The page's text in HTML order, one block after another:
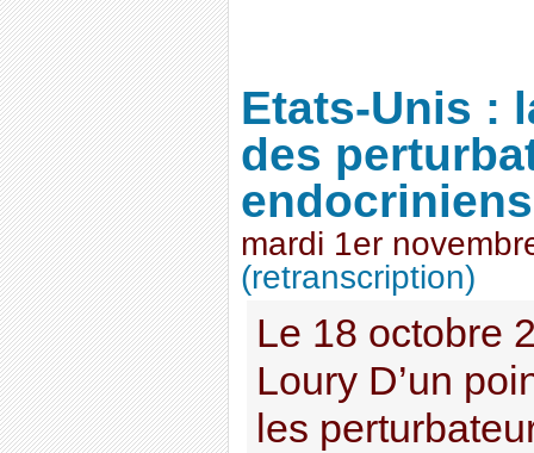
Etats-Unis :
des
endocriniens
mardi 1er
(retranscription)
Le 18 octobre
Loury D’un
les